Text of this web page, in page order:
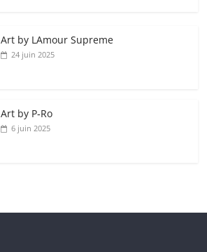
Art by LAmour Supreme
24 juin 2025
Art by P‑Ro
6 juin 2025